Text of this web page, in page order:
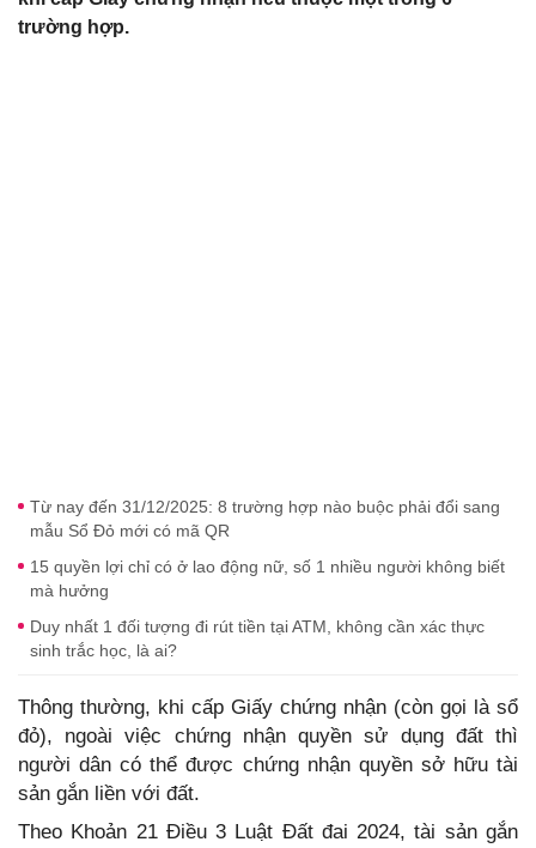
trường hợp.
Từ nay đến 31/12/2025: 8 trường hợp nào buộc phải đổi sang
mẫu Sổ Đỏ mới có mã QR
15 quyền lợi chỉ có ở lao động nữ, số 1 nhiều người không biết
mà hưởng
Duy nhất 1 đối tượng đi rút tiền tại ATM, không cần xác thực
sinh trắc học, là ai?
Thông thường, khi cấp Giấy chứng nhận (còn gọi là sổ
đỏ), ngoài việc chứng nhận quyền sử dụng đất thì
người dân có thể được chứng nhận quyền sở hữu tài
sản gắn liền với đất.
Theo Khoản 21 Điều 3 Luật Đất đai 2024, tài sản gắn